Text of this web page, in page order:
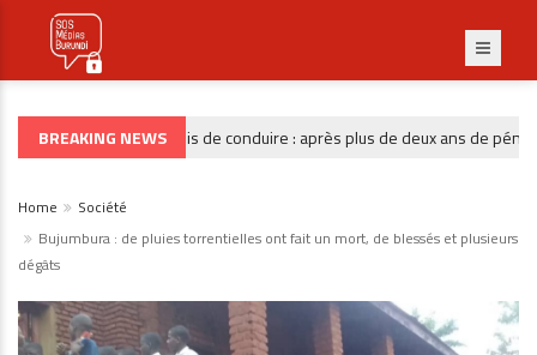
BREAKING NEWS
GOUVERNANCE Permis de conduire : après plus de deux ans de
Home
Société
Bujumbura : de pluies torrentielles ont fait un mort, de blessés et plusieurs
dégâts